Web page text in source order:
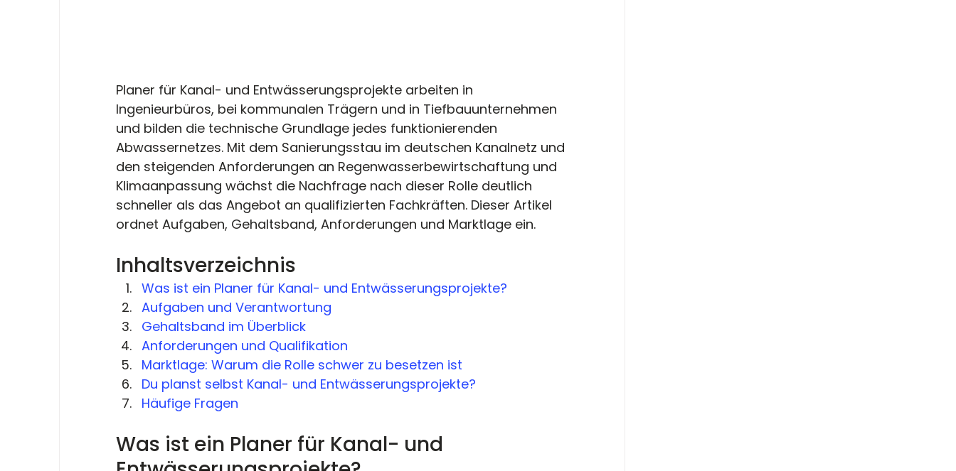
Planer für Kanal- und Entwässerungsprojekte arbeiten in
Ingenieurbüros, bei kommunalen Trägern und in Tiefbauunternehmen
und bilden die technische Grundlage jedes funktionierenden
Abwassernetzes. Mit dem Sanierungsstau im deutschen Kanalnetz und
den steigenden Anforderungen an Regenwasserbewirtschaftung und
Klimaanpassung wächst die Nachfrage nach dieser Rolle deutlich
schneller als das Angebot an qualifizierten Fachkräften. Dieser Artikel
ordnet Aufgaben, Gehaltsband, Anforderungen und Marktlage ein.
Inhaltsverzeichnis
Was ist ein Planer für Kanal- und Entwässerungsprojekte?
Aufgaben und Verantwortung
Gehaltsband im Überblick
Anforderungen und Qualifikation
Marktlage: Warum die Rolle schwer zu besetzen ist
Du planst selbst Kanal- und Entwässerungsprojekte?
Häufige Fragen
Was ist ein Planer für Kanal- und